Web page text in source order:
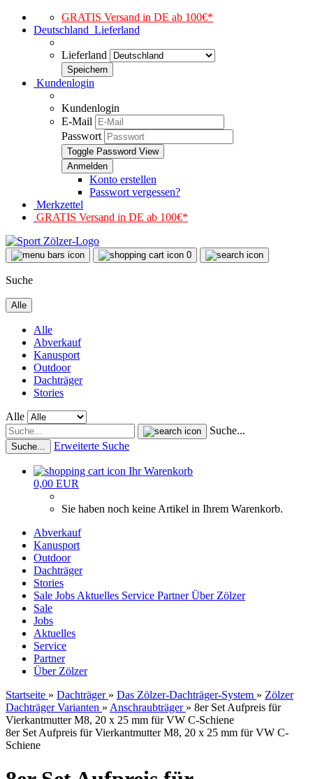
GRATIS Versand in DE ab 100€*
Deutschland Lieferland
Lieferland
Kundenlogin
Kundenlogin
E-Mail
Passwort
Toggle Password View
Konto erstellen
Passwort vergessen?
Merkzettel
GRATIS Versand in DE ab 100€*
0
Suche
Alle
Alle
Abverkauf
Kanusport
Outdoor
Dachträger
Stories
Alle
Suche...
Suche... Erweiterte Suche
Ihr Warenkorb
0,00 EUR
Sie haben noch keine Artikel in Ihrem Warenkorb.
Abverkauf
Kanusport
Outdoor
Dachträger
Stories
Sale Jobs Aktuelles Service PartnerÜber Zölzer
Sale
Jobs
Aktuelles
Service
Partner
Über Zölzer
Startseite » Dachträger » Das Zölzer-Dachträger-System » Zölzer
Dachträger Varianten » Anschraubträger » 8er Set Aufpreis für
Vierkantmutter M8, 20 x 25 mm für VW C-Schiene
8er Set Aufpreis für Vierkantmutter M8, 20 x 25 mm für VW C-
Schiene